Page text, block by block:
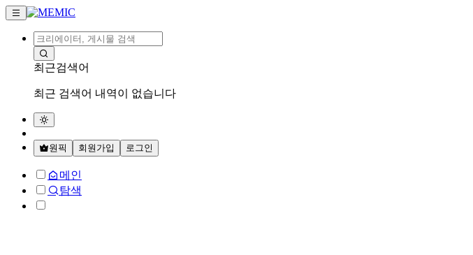
최근검색어
최근 검색어 내역이 없습니다
원픽 회원가입 로그인
메인
탐색